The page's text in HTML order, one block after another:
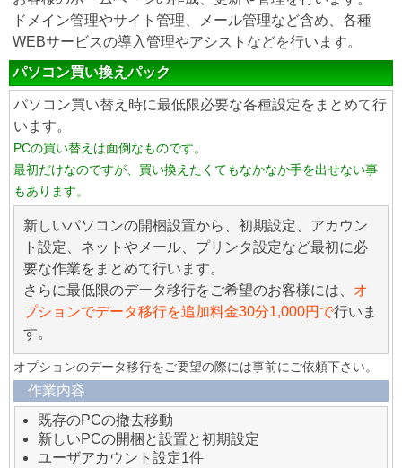
ドメイン管理やサイト管理、メール管理など含め、各種
WEBサービスの導入管理やアシストなどを行います。
パソコン買い換えパック
パソコン買い替え時に最低限必要な各種設定をまとめて行
います。
PCの買い替えは面倒なものです。
最初だけなのですが、買い換えたくてもなかなか手を出せない事
もあります。
新しいパソコンの開梱設置から、初期設定、アカウン
ト設定、ネットやメール、プリンタ設定など最初に必
要な作業をまとめて行います。
さらに最低限のデータ移行をご希望のお客様には、 オ
プションでデータ移行を追加料金30分1,000円で行いま
す。
オプションのデータ移行をご要望の際には事前にご依頼下さい。
作業内容
既存のPCの撤去移動
新しいPCの開梱と設置と初期設定
ユーザアカウント設定1件